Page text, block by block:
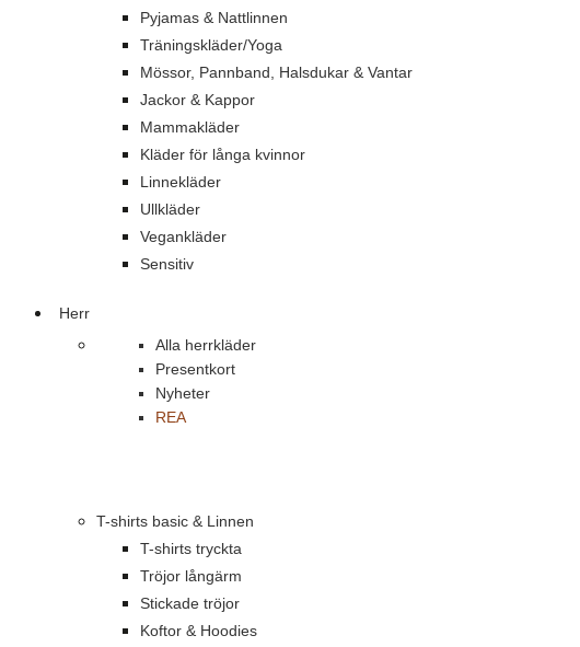
Pyjamas & Nattlinnen
Träningskläder/Yoga
Mössor, Pannband, Halsdukar & Vantar
Jackor & Kappor
Mammakläder
Kläder för långa kvinnor
Linnekläder
Ullkläder
Vegankläder
Sensitiv
Herr
Alla herrkläder
Presentkort
Nyheter
REA
T-shirts basic & Linnen
T-shirts tryckta
Tröjor långärm
Stickade tröjor
Koftor & Hoodies